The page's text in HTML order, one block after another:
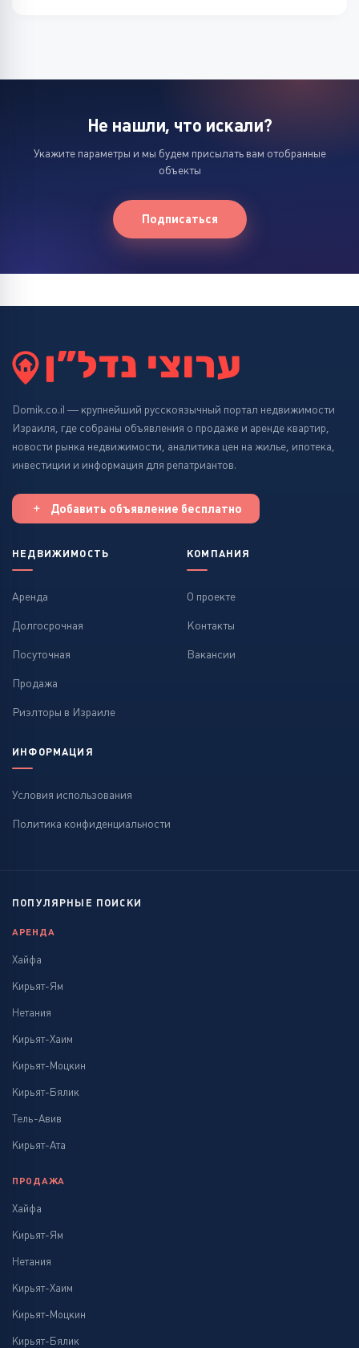
Не нашли, что искали?
Укажите параметры и мы будем присылать вам отобранные
объекты
Подписаться
Domik.co.il — крупнейший русскоязычный портал недвижимости
Израиля, где собраны объявления о продаже и аренде квартир,
новости рынка недвижимости, аналитика цен на жилье, ипотека,
инвестиции и информация для репатриантов.
Добавить объявление бесплатно
НЕДВИЖИМОСТЬ
Аренда
Долгосрочная
Посуточная
Продажа
Риэлторы в Израиле
КОМПАНИЯ
О проекте
Контакты
Вакансии
ИНФОРМАЦИЯ
Условия использования
Политика конфиденциальности
ПОПУЛЯРНЫЕ ПОИСКИ
АРЕНДА
Хайфа
Кирьят-Ям
Нетания
Кирьят-Хаим
Кирьят-Моцкин
Кирьят-Бялик
Тель-Авив
Кирьят-Ата
ПРОДАЖА
Хайфа
Кирьят-Ям
Нетания
Кирьят-Хаим
Кирьят-Моцкин
Кирьят-Бялик